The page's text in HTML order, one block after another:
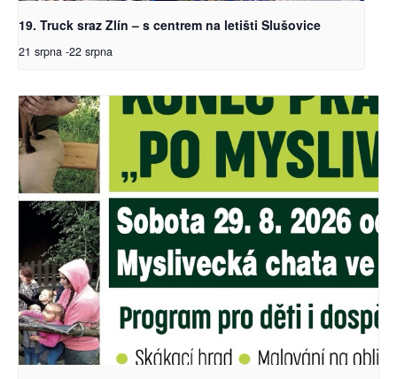
19. Truck sraz Zlín – s centrem na letišti Slušovice
21 srpna -22 srpna